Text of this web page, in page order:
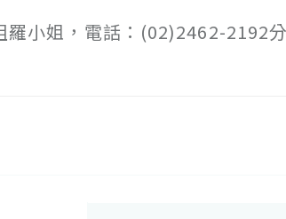
小姐，電話：(02)2462-2192